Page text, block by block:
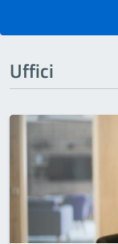
Uffici